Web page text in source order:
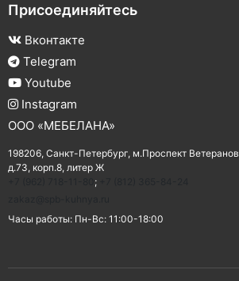
Присоединяйтесь
Вконтакте
Telegram
Youtube
Instagram
ООО «МЕБЕЛАНА»
198206, Санкт-Петербург, м.Проспект Ветеранов
д.73, корп.8, литер Ж
;
Часы работы: Пн-Вс: 11:00-18:00